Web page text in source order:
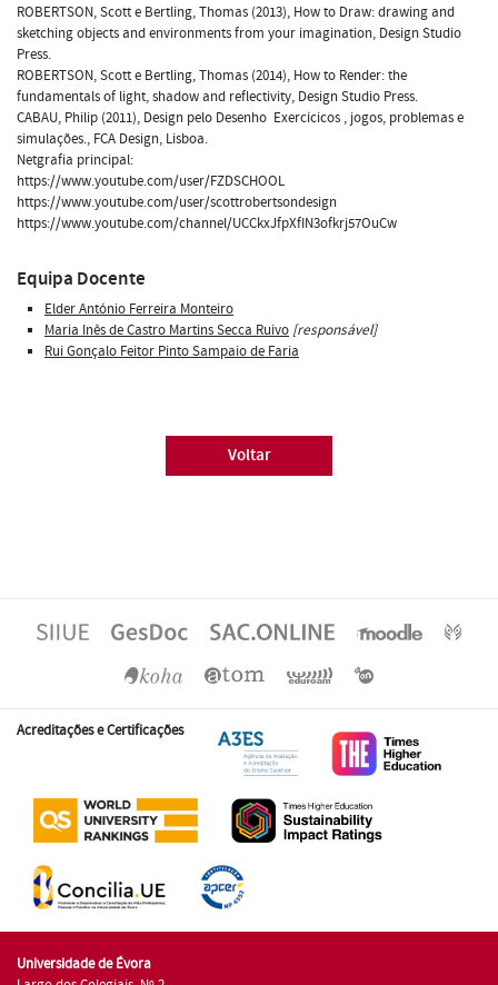
ROBERTSON, Scott e Bertling, Thomas (2013), How to Draw: drawing and
sketching objects and environments from your imagination, Design Studio
Press.
ROBERTSON, Scott e Bertling, Thomas (2014), How to Render: the
fundamentals of light, shadow and reflectivity, Design Studio Press.
CABAU, Philip (2011), Design pelo Desenho  Exercícicos , jogos, problemas e
simulações., FCA Design, Lisboa.
Netgrafia principal:
https://www.youtube.com/user/FZDSCHOOL
https://www.youtube.com/user/scottrobertsondesign
https://www.youtube.com/channel/UCCkxJfpXfIN3ofkrj57OuCw
Equipa Docente
Elder António Ferreira Monteiro
Maria Inês de Castro Martins Secca Ruivo [responsável]
Rui Gonçalo Feitor Pinto Sampaio de Faria
Voltar
Acreditações e Certificações
Universidade de Évora